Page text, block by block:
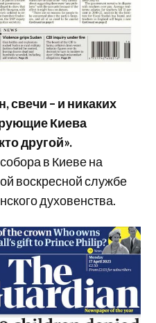
свечи – и никаких
Киева
другой».
в Киеве на
воскресной службе
духовенства.